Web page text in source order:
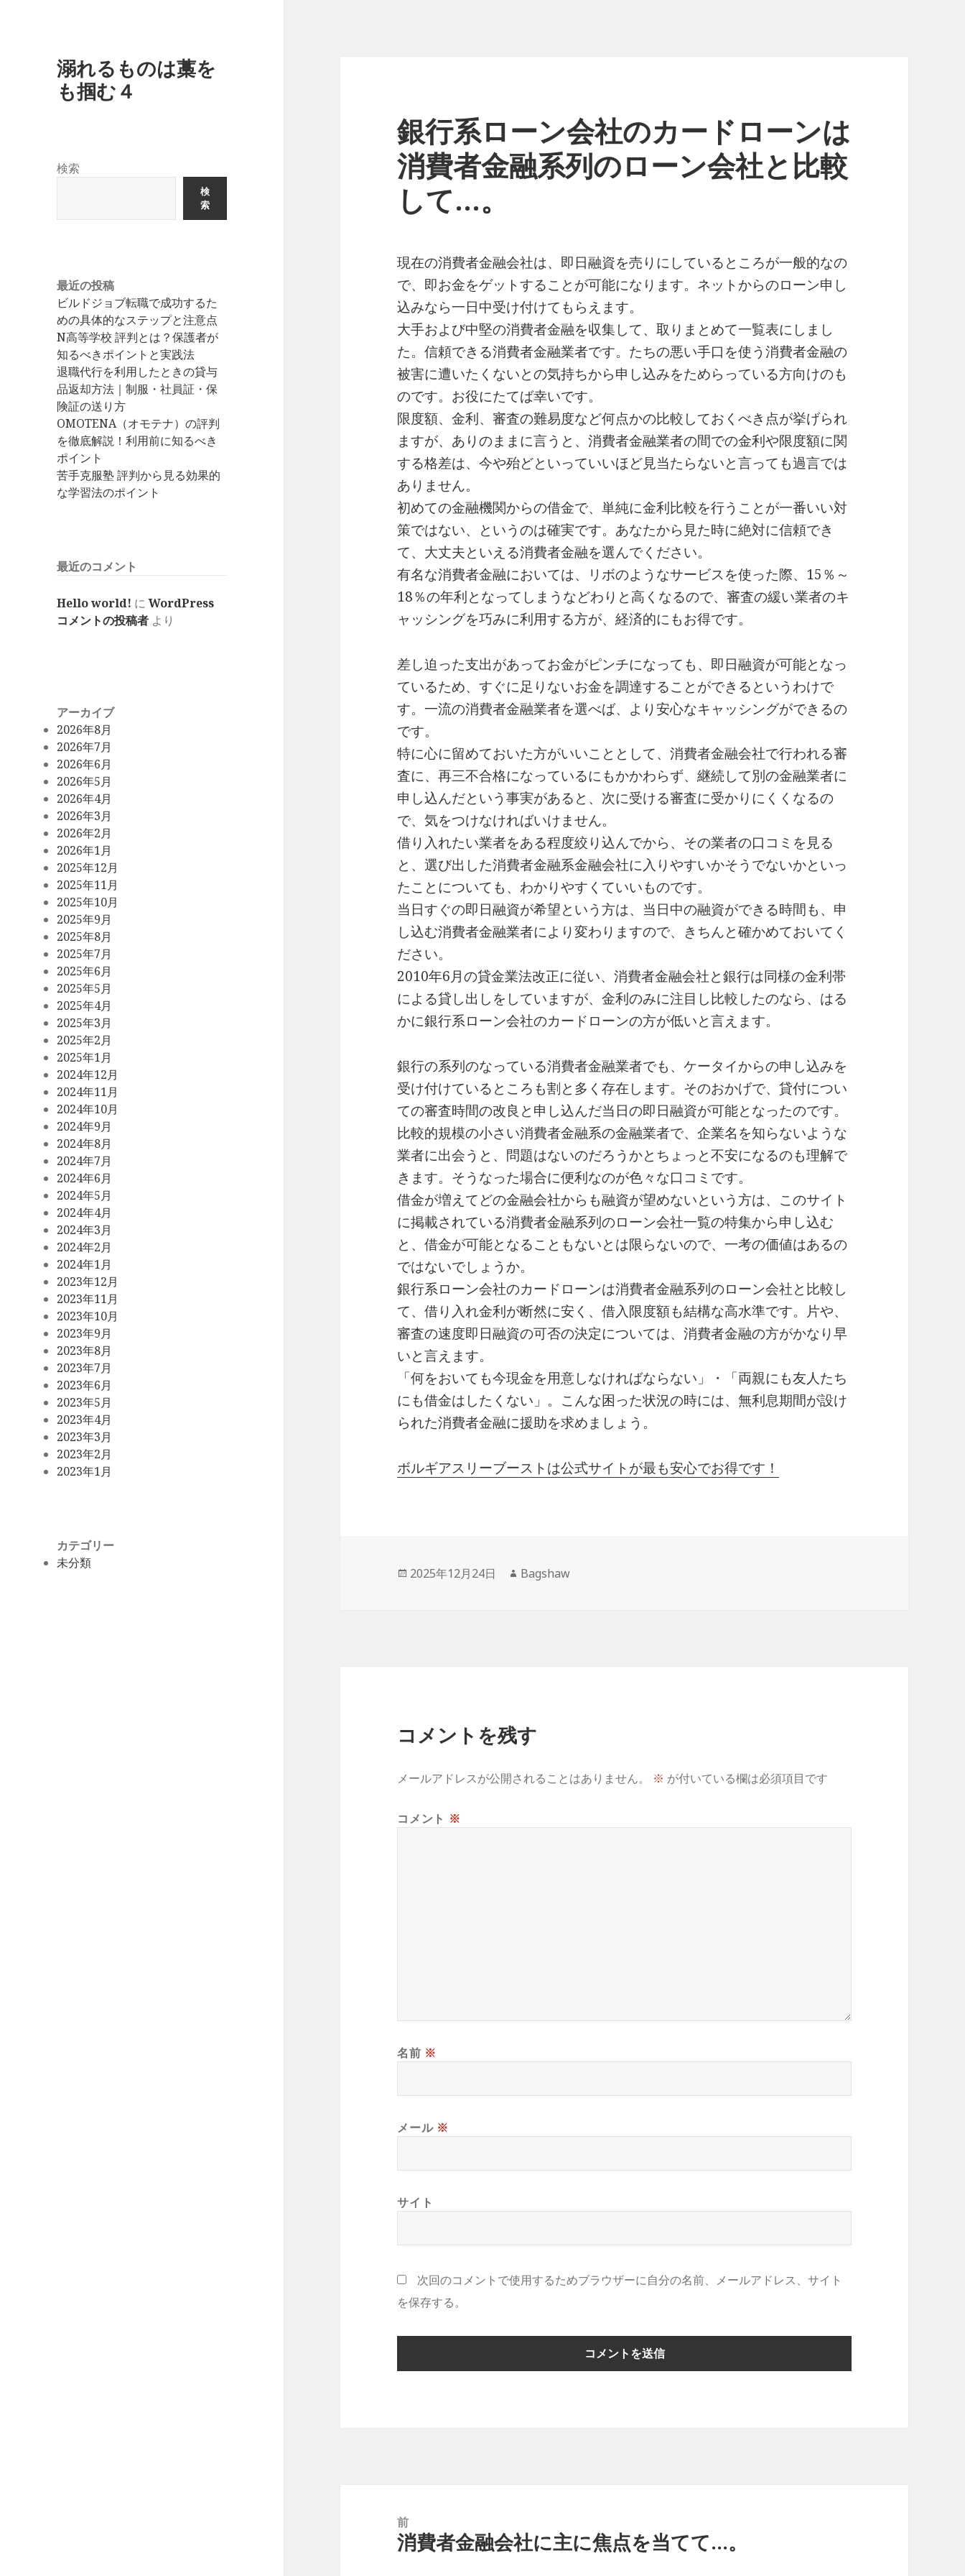
溺れるものは藁を
も掴む４
検索
検
索
最近の投稿
ビルドジョブ転職で成功するた
めの具体的なステップと注意点
N高等学校 評判とは？保護者が
知るべきポイントと実践法
退職代行を利用したときの貸与
品返却方法｜制服・社員証・保
険証の送り方
OMOTENA（オモテナ）の評判
を徹底解説！利用前に知るべき
ポイント
苦手克服塾 評判から見る効果的
な学習法のポイント
最近のコメント
Hello world! にWordPress
コメントの投稿者 より
アーカイブ
2026年8月
2026年7月
2026年6月
2026年5月
2026年4月
2026年3月
2026年2月
2026年1月
2025年12月
2025年11月
2025年10月
2025年9月
2025年8月
2025年7月
2025年6月
2025年5月
2025年4月
2025年3月
2025年2月
2025年1月
2024年12月
2024年11月
2024年10月
2024年9月
2024年8月
2024年7月
2024年6月
2024年5月
2024年4月
2024年3月
2024年2月
2024年1月
2023年12月
2023年11月
2023年10月
2023年9月
2023年8月
2023年7月
2023年6月
2023年5月
2023年4月
2023年3月
2023年2月
2023年1月
カテゴリー
未分類
銀行系ローン会社のカードローンは
消費者金融系列のローン会社と比較
して…。
現在の消費者金融会社は、即日融資を売りにしているところが一般的なの
で、即お金をゲットすることが可能になります。ネットからのローン申し
込みなら一日中受け付けてもらえます。
大手および中堅の消費者金融を収集して、取りまとめて一覧表にしまし
た。信頼できる消費者金融業者です。たちの悪い手口を使う消費者金融の
被害に遭いたくないとの気持ちから申し込みをためらっている方向けのも
のです。お役にたてば幸いです。
限度額、金利、審査の難易度など何点かの比較しておくべき点が挙げられ
ますが、ありのままに言うと、消費者金融業者の間での金利や限度額に関
する格差は、今や殆どといっていいほど見当たらないと言っても過言では
ありません。
初めての金融機関からの借金で、単純に金利比較を行うことが一番いい対
策ではない、というのは確実です。あなたから見た時に絶対に信頼でき
て、大丈夫といえる消費者金融を選んでください。
有名な消費者金融においては、リボのようなサービスを使った際、15％～
18％の年利となってしまうなどわりと高くなるので、審査の緩い業者のキ
ャッシングを巧みに利用する方が、経済的にもお得です。
差し迫った支出があってお金がピンチになっても、即日融資が可能となっ
ているため、すぐに足りないお金を調達することができるというわけで
す。一流の消費者金融業者を選べば、より安心なキャッシングができるの
です。
特に心に留めておいた方がいいこととして、消費者金融会社で行われる審
査に、再三不合格になっているにもかかわらず、継続して別の金融業者に
申し込んだという事実があると、次に受ける審査に受かりにくくなるの
で、気をつけなければいけません。
借り入れたい業者をある程度絞り込んでから、その業者の口コミを見る
と、選び出した消費者金融系金融会社に入りやすいかそうでないかといっ
たことについても、わかりやすくていいものです。
当日すぐの即日融資が希望という方は、当日中の融資ができる時間も、申
し込む消費者金融業者により変わりますので、きちんと確かめておいてく
ださい。
2010年6月の貸金業法改正に従い、消費者金融会社と銀行は同様の金利帯
による貸し出しをしていますが、金利のみに注目し比較したのなら、はる
かに銀行系ローン会社のカードローンの方が低いと言えます。
銀行の系列のなっている消費者金融業者でも、ケータイからの申し込みを
受け付けているところも割と多く存在します。そのおかげで、貸付につい
ての審査時間の改良と申し込んだ当日の即日融資が可能となったのです。
比較的規模の小さい消費者金融系の金融業者で、企業名を知らないような
業者に出会うと、問題はないのだろうかとちょっと不安になるのも理解で
きます。そうなった場合に便利なのが色々な口コミです。
借金が増えてどの金融会社からも融資が望めないという方は、このサイト
に掲載されている消費者金融系列のローン会社一覧の特集から申し込む
と、借金が可能となることもないとは限らないので、一考の価値はあるの
ではないでしょうか。
銀行系ローン会社のカードローンは消費者金融系列のローン会社と比較し
て、借り入れ金利が断然に安く、借入限度額も結構な高水準です。片や、
審査の速度即日融資の可否の決定については、消費者金融の方がかなり早
いと言えます。
「何をおいても今現金を用意しなければならない」・「両親にも友人たち
にも借金はしたくない」。こんな困った状況の時には、無利息期間が設け
られた消費者金融に援助を求めましょう。
ボルギアスリーブーストは公式サイトが最も安心でお得です！
投
2025年12月24日
作
Bagshaw
コメントを残す
メールアドレスが公開されることはありません。 ※ が付いている欄は必須項目です
コメント ※
名前 ※
メール ※
サイト
次回のコメントで使用するためブラウザーに自分の名前、メールアドレス、サイト
を保存する。
前
前
消費者金融会社に主に焦点を当てて…。